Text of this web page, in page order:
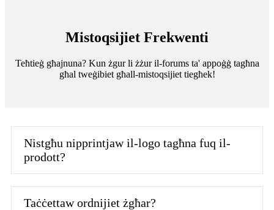
Mistoqsijiet Frekwenti
Teħtieġ għajnuna? Kun żgur li żżur il-forums ta' appoġġ tagħna
għal tweġibiet għall-mistoqsijiet tiegħek!
Nistgħu nipprintjaw il-logo tagħna fuq il-
prodott?
Taċċettaw ordnijiet żgħar?